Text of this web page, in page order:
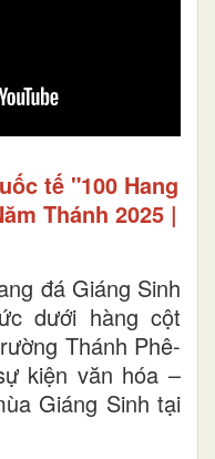
tế "100 Hang
Thánh 2025 |
đá Giáng Sinh
dưới hàng cột
Thánh Phê-
kiện văn hóa –
Giáng Sinh tại